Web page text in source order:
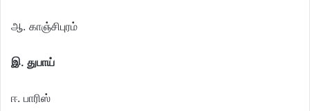
ஆ. காஞ்சிபுரம்
இ. துபாய்
ஈ. பாரிஸ்